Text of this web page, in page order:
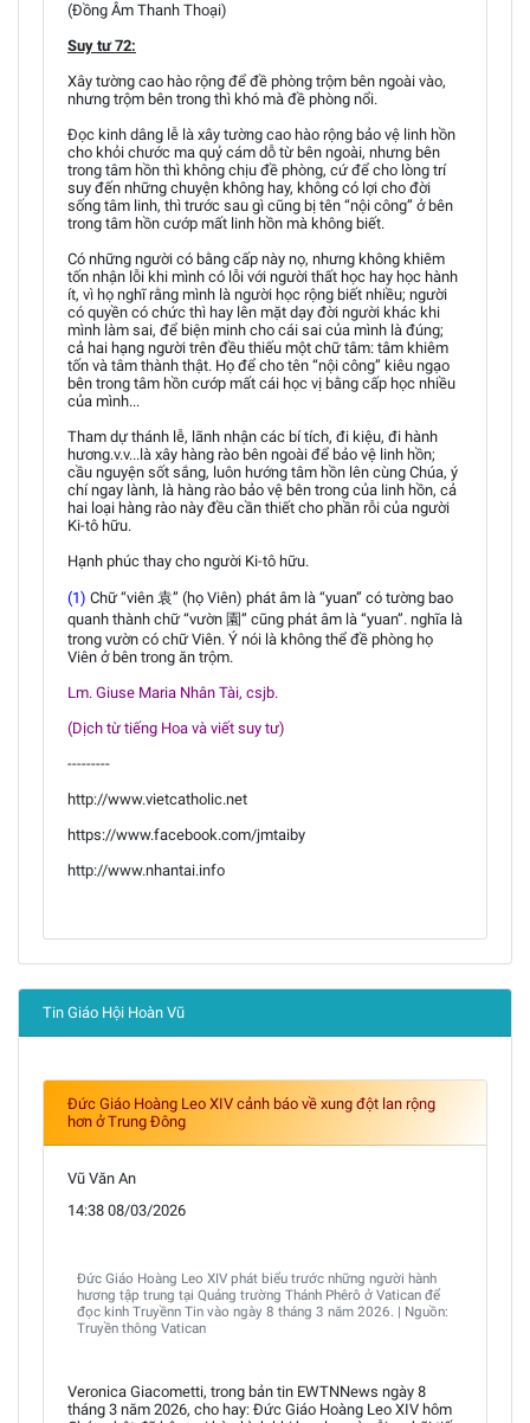
(Đồng Âm Thanh Thoại)
Suy tư 72:
Xây tường cao hào rộng để đề phòng trộm bên ngoài vào,
nhưng trộm bên trong thì khó mà đề phòng nổi.
Đọc kinh dâng lễ là xây tường cao hào rộng bảo vệ linh hồn
cho khỏi chước ma quỷ cám dỗ từ bên ngoài, nhưng bên
trong tâm hồn thì không chịu đề phòng, cứ để cho lòng trí
suy đến những chuyện không hay, không có lợi cho đời
sống tâm linh, thì trước sau gì cũng bị tên “nội công” ở bên
trong tâm hồn cướp mất linh hồn mà không biết.
Có những người có bằng cấp này nọ, nhưng không khiêm
tốn nhận lỗi khi mình có lỗi với người thất học hay học hành
ít, vì họ nghĩ rằng mình là người học rộng biết nhiều; người
có quyền có chức thì hay lên mặt dạy đời người khác khi
mình làm sai, để biện minh cho cái sai của mình là đúng;
cả hai hạng người trên đều thiếu một chữ tâm: tâm khiêm
tốn và tâm thành thật. Họ để cho tên “nội công” kiêu ngạo
bên trong tâm hồn cướp mất cái học vị bằng cấp học nhiều
của mình...
Tham dự thánh lễ, lãnh nhận các bí tích, đi kiệu, đi hành
hương.v.v...là xây hàng rào bên ngoài để bảo vệ linh hồn;
cầu nguyện sốt sắng, luôn hướng tâm hồn lên cùng Chúa, ý
chí ngay lành, là hàng rào bảo vệ bên trong của linh hồn, cả
hai loại hàng rào này đều cần thiết cho phần rỗi của người
Ki-tô hữu.
Hạnh phúc thay cho người Ki-tô hữu.
(1) Chữ “viên 袁” (họ Viên) phát âm là “yuan” có tường bao
quanh thành chữ “vườn 園” cũng phát âm là “yuan”. nghĩa là
trong vườn có chữ Viên. Ý nói là không thể đề phòng họ
Viên ở bên trong ăn trộm.
Lm. Giuse Maria Nhân Tài, csjb.
(Dịch từ tiếng Hoa và viết suy tư)
---------
http://www.vietcatholic.net
https://www.facebook.com/jmtaiby
http://www.nhantai.info
Tin Giáo Hội Hoàn Vũ
Đức Giáo Hoàng Leo XIV cảnh báo về xung đột lan rộng
hơn ở Trung Đông
Vũ Văn An
14:38 08/03/2026
Đức Giáo Hoàng Leo XIV phát biểu trước những người hành
hương tập trung tại Quảng trường Thánh Phêrô ở Vatican để
đọc kinh Truyềnn Tin vào ngày 8 tháng 3 năm 2026. | Nguồn:
Truyền thông Vatican
Veronica Giacometti, trong bản tin EWTNNews ngày 8
tháng 3 năm 2026, cho hay: Đức Giáo Hoàng Leo XIV hôm